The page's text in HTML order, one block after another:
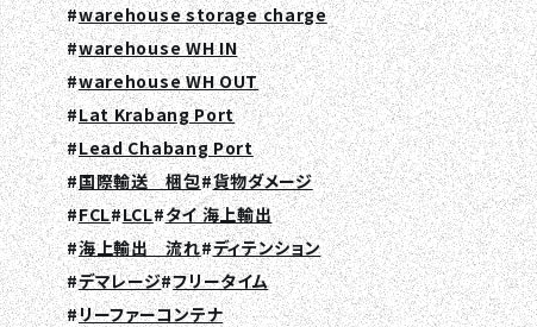
warehouse storage charge
warehouse WH IN
warehouse WH OUT
Lat Krabang Port
Lead Chabang Port
国際輸送 梱包 貨物ダメージ
FCL LCL タイ 海上輸出
海上輸出 流れ ディテンション
デマレージ フリータイム
リーファーコンテナ